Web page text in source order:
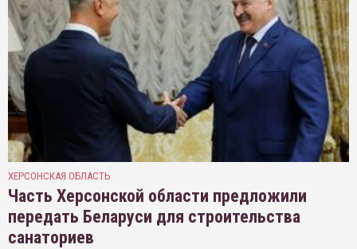
ХЕРСОНСКАЯ ОБЛАСТЬ
Часть Херсонской области предложили
передать Беларуси для строительства
санаториев